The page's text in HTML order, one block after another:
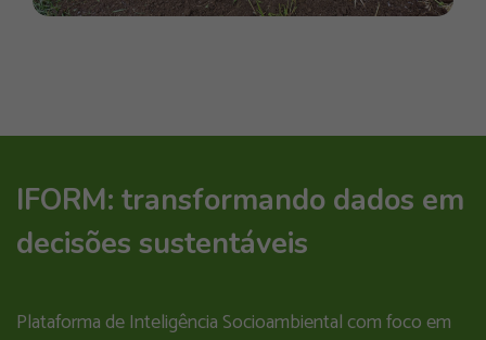
IFORM: transformando dados em
decisões sustentáveis
Plataforma de Inteligência Socioambiental com foco em